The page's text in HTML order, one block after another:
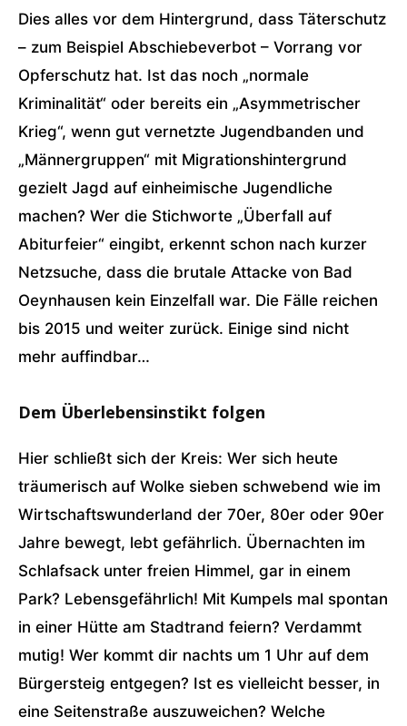
Dies alles vor dem Hintergrund, dass Täterschutz
– zum Beispiel Abschiebeverbot – Vorrang vor
Opferschutz hat. Ist das noch „normale
Kriminalität“ oder bereits ein „Asymmetrischer
Krieg“, wenn gut vernetzte Jugendbanden und
„Männergruppen“ mit Migrationshintergrund
gezielt Jagd auf einheimische Jugendliche
machen? Wer die Stichworte „Überfall auf
Abiturfeier“ eingibt, erkennt schon nach kurzer
Netzsuche, dass die brutale Attacke von Bad
Oeynhausen kein Einzelfall war. Die Fälle reichen
bis 2015 und weiter zurück. Einige sind nicht
mehr auffindbar…
Dem Überlebensinstikt folgen
Hier schließt sich der Kreis: Wer sich heute
träumerisch auf Wolke sieben schwebend wie im
Wirtschaftswunderland der 70er, 80er oder 90er
Jahre bewegt, lebt gefährlich. Übernachten im
Schlafsack unter freien Himmel, gar in einem
Park? Lebensgefährlich! Mit Kumpels mal spontan
in einer Hütte am Stadtrand feiern? Verdammt
mutig! Wer kommt dir nachts um 1 Uhr auf dem
Bürgersteig entgegen? Ist es vielleicht besser, in
eine Seitenstraße auszuweichen? Welche